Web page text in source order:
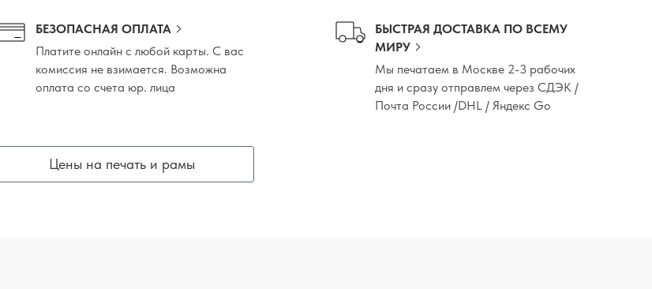
БЕЗОПАСНАЯ ОПЛАТА
Платите онлайн с любой карты. С вас
комиссия не взимается. Возможна
оплата со счета юр. лица
БЫСТРАЯ ДОСТАВКА ПО ВСЕМУ
МИРУ
Мы печатаем в Москве 2-3 рабочих
дня и сразу отправлем через СДЭК /
Почта России /DHL / Яндекс Go
Цены на печать и рамы